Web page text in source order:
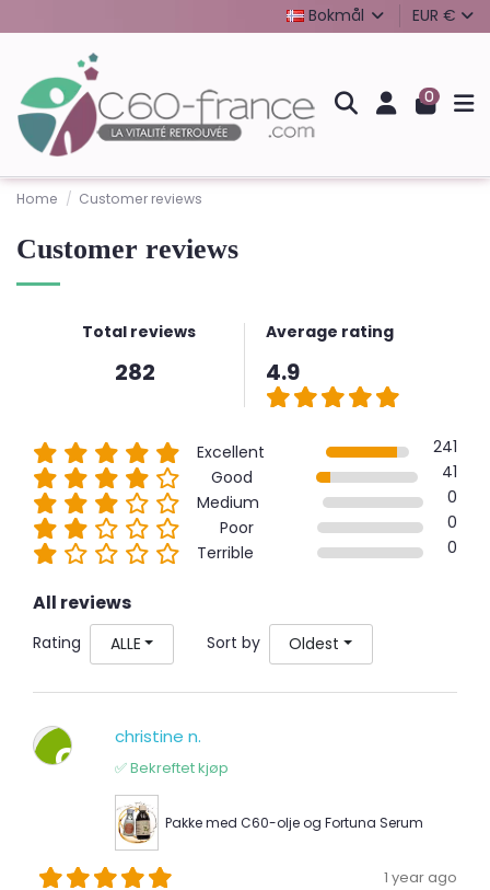
Bokmål EUR €
0
Home Customer reviews
Customer reviews
Total reviews
282
Average rating
4.9
Excellent
241
Good
41
Medium
0
Poor
0
Terrible
0
All reviews
Rating ALLE Sort by Oldest
C
christine n.
✅ Bekreftet kjøp
Pakke med C60-olje og Fortuna Serum
1 year ago